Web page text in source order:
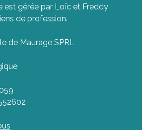
est gérée par Loïc et Freddy
de profession.
de Maurage SPRL